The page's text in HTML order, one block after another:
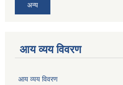
अन्य
आय व्यय विवरण
आय व्यय विवरण